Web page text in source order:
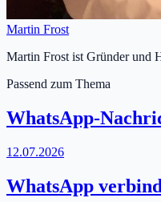
Martin Frost
Martin Frost ist Gründer und
Passend zum Thema
WhatsApp-
12.07.2026
WhatsApp